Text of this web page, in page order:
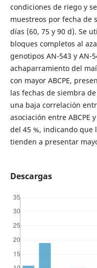
condiciones de riego y
muestreos por fecha de
días (60, 75 y 90 d). Se
bloques completos al
genotipos AN-543 y AN-
achaparramiento del
con mayor ABCPE,
las fechas de siembra
una baja correlación
asociación entre ABCPE
del 45 %, indicando que
tienden a presentar
Descargas